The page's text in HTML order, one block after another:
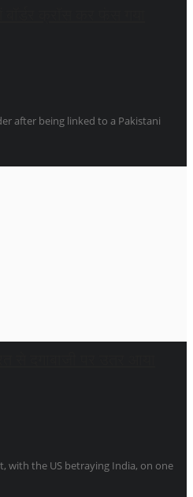
after being linked to a Pakistani
with the US betraying India, on one